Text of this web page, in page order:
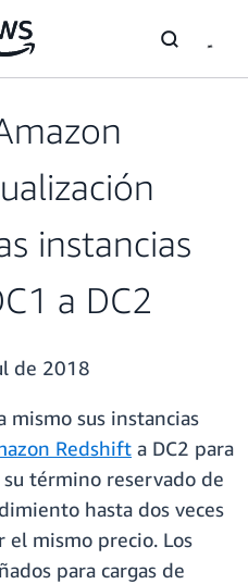
instancias
a DC2
de 2018
mismo sus instancias
Redshift a DC2 para
término reservado de
hasta dos veces
el mismo precio. Los
para cargas de